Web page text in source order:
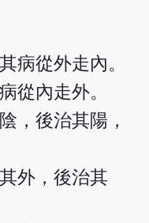
病從外走內。
從內走外。
，後治其陽，
外，後治其